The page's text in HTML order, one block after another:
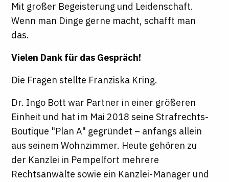
Mit großer Begeisterung und Leidenschaft.
Wenn man Dinge gerne macht, schafft man
das.
Vielen Dank für das Gespräch!
Die Fragen stellte Franziska Kring.
Dr. Ingo Bott war Partner in einer größeren
Einheit und hat im Mai 2018 seine Strafrechts-
Boutique "Plan A" gegründet – anfangs allein
aus seinem Wohnzimmer. Heute gehören zu
der Kanzlei in Pempelfort mehrere
Rechtsanwälte sowie ein Kanzlei-Manager und